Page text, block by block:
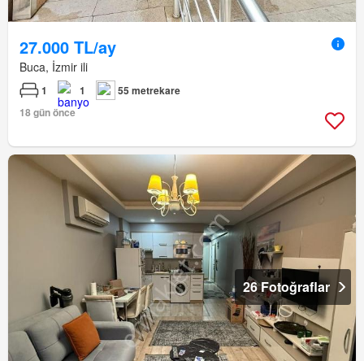
27.000 TL/ay
Buca, İzmir ili
1 1
55 metrekare
18 gün önce
26 Fotoğraflar